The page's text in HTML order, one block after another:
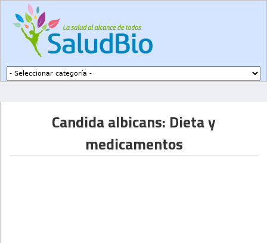
Candida albicans: Dieta y
medicamentos